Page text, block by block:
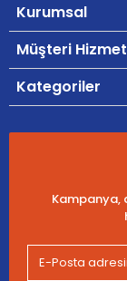
Kurumsal
Müşteri
Kategoriler
Kampanya,